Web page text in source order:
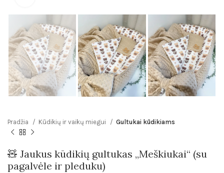
Pradžia Kūdikių ir vaikų miegui Gultukai kūdikiams
🧸 Jaukus kūdikių gultukas „Meškiukai“ (su
pagalvėle ir pleduku)